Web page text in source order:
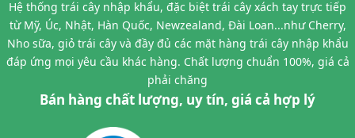
Hệ thống trái cây nhập khẩu, đặc biệt trái cây xách tay trực tiếp
từ Mỹ, Úc, Nhật, Hàn Quốc, Newzealand, Đài Loan...như Cherry,
Nho sữa, giỏ trái cây và đầy đủ các mặt hàng trái cây nhập khẩu
đáp ứng mọi yêu cầu khác hàng. Chất lượng chuẩn 100%, giá cả
phải chăng
Bán hàng chất lượng, uy tín, giá cả hợp lý